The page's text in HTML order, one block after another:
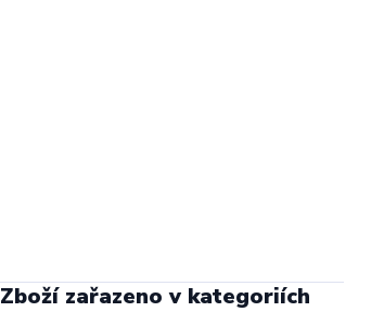
Zboží zařazeno v kategoriích